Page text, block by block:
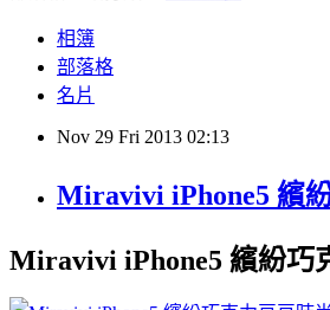
相簿
部落格
名片
Nov 29 Fri 2013 02:13
Miravivi iPhone5 繽
Miravivi iPhone5 繽紛巧